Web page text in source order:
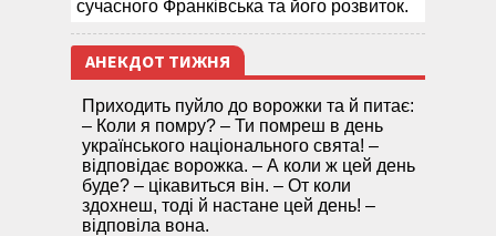
сучасного Франківська та його розвиток.
АНЕКДОТ ТИЖНЯ
Приходить пуйло до ворожки та й питає:
– Коли я помру? – Ти помреш в день
українського національного свята! –
відповідає ворожка. – А коли ж цей день
буде? – цікавиться він. – От коли
здохнеш, тоді й настане цей день! –
відповіла вона.